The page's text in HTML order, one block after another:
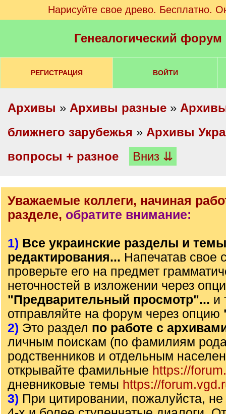
Нарисуйте свое древо. Бесплатно.
Генеалогический
РЕГИСТРАЦИЯ ВОЙТИ
Архивы » Архивы разные »
ближнего зарубежья » Архивы
вопросы + разное
Вниз ⇊
Уважаемые коллеги, начиная
разделе, обратите внимание:
1) Все украинские разделы и
редактирования... Напечатав свое
проверьте его на предмет
неточностей в изложении через
"Предварительный просмотр"... и
отправляйте на форум через опцию
2) Это раздел по работе с
личным поискам (по фамилиям
родственников и отдельным
открывайте фамильные https://
дневниковые темы https://
3) При цитировании, пожалуйста, не